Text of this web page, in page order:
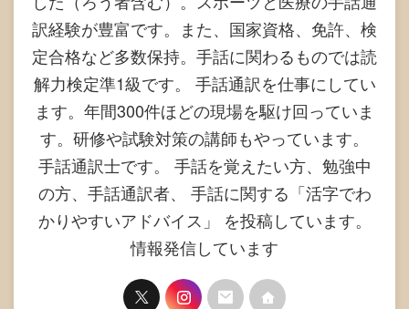
訳経験が豊富です。また、国家資格、免許、検
定合格など多数保持。手話に関わるものでは読
解力検定準1級です。 手話通訳を仕事にしてい
ます。年間300件ほどの現場を駆け回っていま
す。研修や試験対策の講師もやっています。
手話通訳士です。 手話を覚えたい方、勉強中
の方、手話通訳者、 手話に関する「活字でわ
かりやすいアドバイス」 を投稿しています。
情報発信しています